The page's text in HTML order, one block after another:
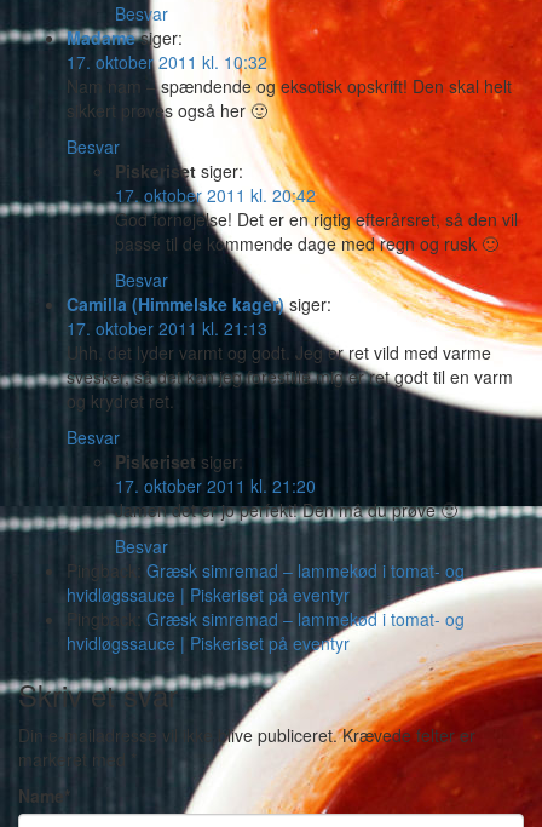
Besvar
Madame siger:
17. oktober 2011 kl. 10:32
Nam nam – spændende og eksotisk opskrift! Den skal helt
sikkert prøves også her 🙂
Besvar
Piskeriset siger:
17. oktober 2011 kl. 20:42
God fornøjelse! Det er en rigtig efterårsret, så den vil
passe til de kommende dage med regn og rusk 🙂
Besvar
Camilla (Himmelske kager) siger:
17. oktober 2011 kl. 21:13
Uhh, det lyder varmt og godt. Jeg er ret vild med varme
svesker, så det kan jeg forestille mig er ret godt til en varm
og krydret ret.
Besvar
Piskeriset siger:
17. oktober 2011 kl. 21:20
Jamen det er jo perfekt! Den må du prøve 🙂
Besvar
Pingback: Græsk simremad – lammekød i tomat- og
hvidløgssauce | Piskeriset på eventyr
Pingback: Græsk simremad – lammekød i tomat- og
hvidløgssauce | Piskeriset på eventyr
Skriv et svar
Din e-mailadresse vil ikke blive publiceret. Krævede felter er
markeret med
Name *